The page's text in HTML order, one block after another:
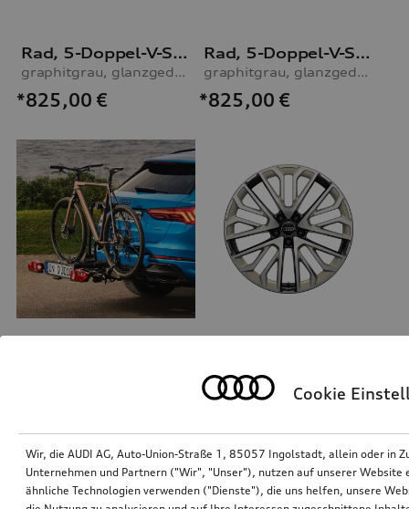
Rad, 5-Doppel-V-Speichen
graphitgrau, glanzgedreht, 8,0Jx19, Winterreifen 245/40 R19 98H XL, rechts
*825,00 €
Rad, 5-Doppel-V-Speichen
graphitgrau, glanzgedreht, 8,0Jx19, Winterreifen 245/40 R19 98H XL, links
*825,00 €
*735,00
Cookie
Wir, die AUDI AG, Auto-Union-Straße 1, 85057 Ingolstadt, allein oder in
Unternehmen und Partnern ("Wir", "Unser"), nutzen auf unserer Website
ähnliche Technologien verwenden ("Dienste"), die uns helfen, unsere